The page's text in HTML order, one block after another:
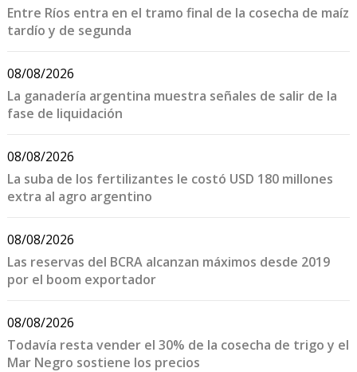
Entre Ríos entra en el tramo final de la cosecha de maíz
tardío y de segunda
08/08/2026
La ganadería argentina muestra señales de salir de la
fase de liquidación
08/08/2026
La suba de los fertilizantes le costó USD 180 millones
extra al agro argentino
08/08/2026
Las reservas del BCRA alcanzan máximos desde 2019
por el boom exportador
08/08/2026
Todavía resta vender el 30% de la cosecha de trigo y el
Mar Negro sostiene los precios